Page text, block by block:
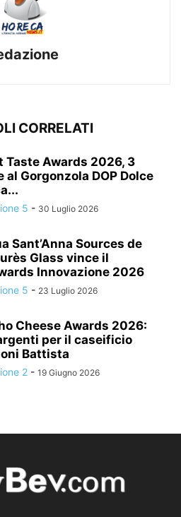
CORRELATI
Taste Awards 2026, 3
al Gorgonzola DOP Dolce
5 - 30 Luglio 2026
Sant’Anna Sources de
Glass vince il
Innovazione 2026
5 - 23 Luglio 2026
Cheese Awards 2026:
per il caseificio
Battista
2 - 19 Giugno 2026